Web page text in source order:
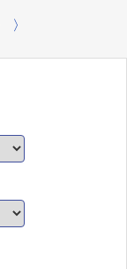
〉